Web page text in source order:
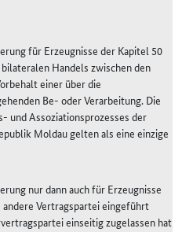
für Erzeugnisse der Kapitel 50
Handels zwischen den
einer über die
Be- oder Verarbeitung. Die
und Assoziationsprozesses der
Moldau gelten als eine einzige
nur dann auch für Erzeugnisse
Vertragspartei eingeführt
einseitig zugelassen hat